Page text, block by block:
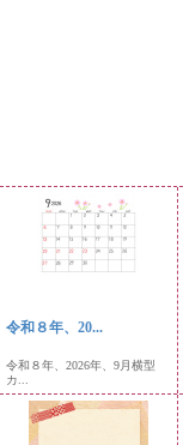
令和８年、20...
令和８年、2026年、9月横型
カ...